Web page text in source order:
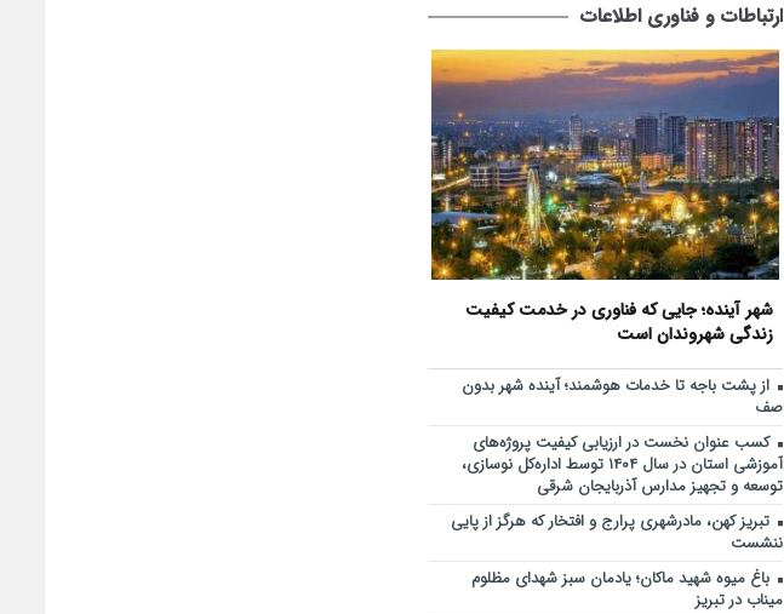
اراضی راه آهن در محدوده منطقه آزاد ارس
ساماندهی می شود
عبور از بحران جنگ در سایه همدلی تمامی
ارکان حکومت میسر شد
9:32
مجتمع امداد و نجات آزادراه تبریز-سهند در
هفته دولت به بهره ‌برداری می‌ رسد
12:29
تبریز زیر فشار گرما و مصرف/ هشدار برق
درباره روزهای سرنوشت‌ساز تابستان
11:27 جهاد خدمت در محلات کم‌برخوردار
10:36
اطلاع‌رسانی درست و حرفه‌ای در مواقع
بحران، موجب آرامش افکار عمومی می‌شود
11:48
مرکز خدماتی و رفاهی جدید در باغ گلستان
راه اندازی می شود
10:30
افزایش محدوده تردد خودروهای ارس‌پلاک به
استان‌های شمال و شمال‌غرب کشور
9:27
رفع مشکلات اراضی فاز ۲ خاوران با جدیت
دنبال می‌شود
9:20
بدون صف
ارتباطات و فناوری اطلاعات
شهر آینده؛ جایی که فناوری در خدمت کیفیت
زندگی شهروندان است
از پشت باجه تا خدمات هوشمند؛ آینده شهر بدون
صف
کسب عنوان نخست در ارزیابی کیفیت پروژه‌های
آموزشی استان در سال ۱۴۰۴ توسط اداره‌کل نوسازی،
توسعه و تجهیز مدارس آذربایجان شرقی
تبریز کهن، مادرشهری پرارج و افتخار که هرگز از پایی
ننشست
باغ میوه شهید ماکان؛ یادمان سبز شهدای مظلوم
میناب در تبریز